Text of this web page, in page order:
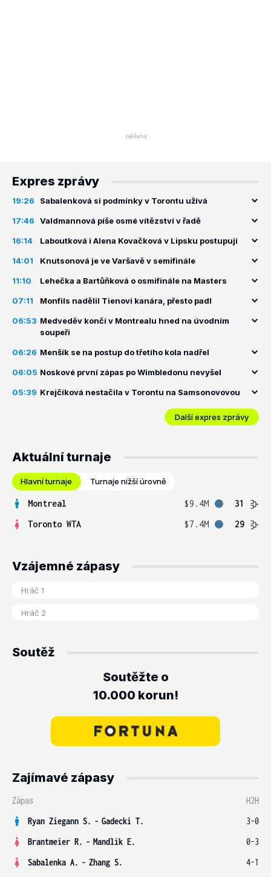
Expres zprávy
19:26 Sabalenková si podmínky v Torontu užívá
17:46 Valdmannová píše osmé vítězství v řadě
16:14 Laboutková i Alena Kovačková v Lipsku postupují
14:01 Knutsonová je ve Varšavě v semifinále
11:10 Lehečka a Bartůňková o osmifinále na Masters
07:11 Monfils nadělil Tienovi kanára, přesto padl
06:53 Medveděv končí v Montrealu hned na úvodním
soupeři
06:26 Menšík se na postup do třetího kola nadřel
06:05 Noskové první zápas po Wimbledonu nevyšel
05:39 Krejčíková nestačila v Torontu na Samsonovovou
Další expres zprávy
Aktuální turnaje
Hlavní turnaje Turnaje nižší úrovně
Montreal $9.4M
31
Toronto WTA
$7.4M 29
Vzájemné zápasy
Soutěž
Soutěžte o
10.000 korun!
Zajímavé zápasy
Zápas
H2H
Ryan Ziegann S. - Gadecki T.
3-0
Brantmeier R. - Mandlik E.
0-3
Sabalenka A. - Zhang S.
4-1